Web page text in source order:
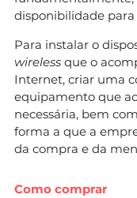
disponibilidade para
Para instalar o
wireless que o
Internet, criar uma
equipamento que
necessária, bem
forma a que a
da compra e da
Como comprar